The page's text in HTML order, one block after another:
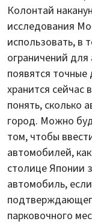
Колонтай
исследования
использовать, в
ограничений
появятся
хранится сейчас
понять, сколько
город. Можно
том, чтобы
автомобилей,
столице Японии
автомобиль,
парковочного